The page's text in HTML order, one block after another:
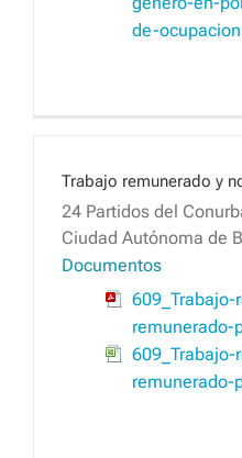
de-
Trabajo remunerado y
24 Partidos del
Ciudad Autónoma de
Documentos
remunerado-
remunerado-